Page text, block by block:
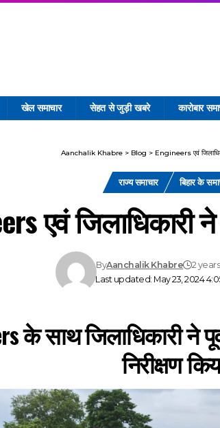
खेल समाचार सेहत से जुड़ी खबरे कारोबार
Aanchalik Khabre> Blog > Engineers एवं
राज्य समाचार बिहार के
एवं जिलाधिकारी
Last updated: May 23, 2024
ByAanchalik Khabre 2
के साथ जिलाधिकारी ने
निरीक्षण